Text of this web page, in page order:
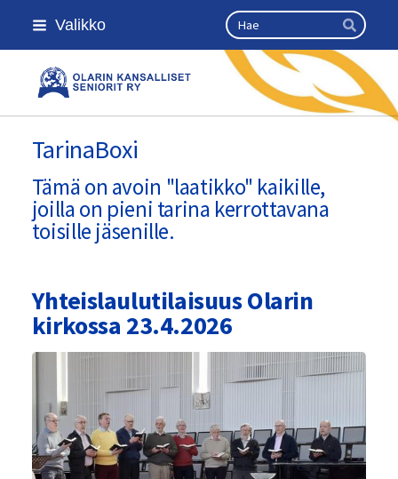
Siirry
sivun
Valikko Haku
Hae
Olarin kansalliset seniorit ry
TarinaBoxi
Tämä on avoin "laatikko" kaikille,
joilla on pieni tarina kerrottavana
toisille jäsenille.
Yhteislaulutilaisuus Olarin
kirkossa 23.4.2026